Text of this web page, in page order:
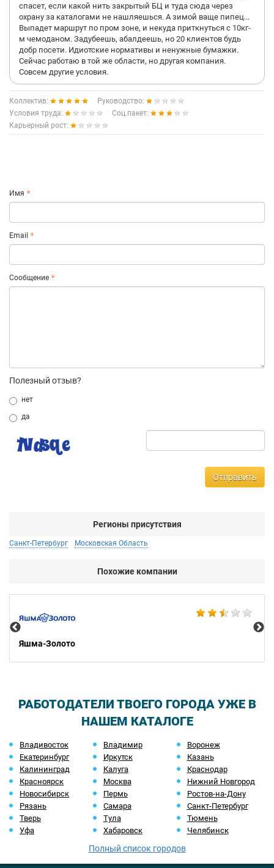
спасет, если какой нить закрытый БЦ и туда сюда через
охрану за каталогами не нашляешься. А зимой ваще пипец...
Выпадет маршрут по пром зоне, и некуда приткнуться с 10кг-
м чемоданом. Задубеешь, абалдеешь, но 20 клиентов будь
добр посети. Идиотские нормативы и ненужные бумажки.
Сейчас работаю в той же области, но другая компания.
Совсем другие условия.
Коллектив:
Руководство:
Условия труда:
Соц.пакет:
Карьерный рост:
Имя
Email
Сообщение
Полезный отзыв?
нет
да
Отправить
Регионы присутствия
Санкт-Петербург Московская Область
Похожие компании
Яшма-Золото
РАБОТОДАТЕЛИ ТВОЕГО ГОРОДА УЖЕ В
НАШЕМ КАТАЛОГЕ
Владивосток Владимир
Воронеж
Екатеринбург
Иркутск
Казань
Калининград
Калуга
Краснодар
Красноярск
Москва
Нижний Новгород
Новосибирск
Пермь
Ростов-на-Дону
Рязань
Самара
Санкт-Петербург
Тверь
Тула
Тюмень
Уфа
Хабаровск Челябинск
Полный список городов